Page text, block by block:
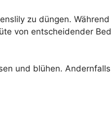
zu düngen.
von entscheidender
und blühen. Andernfalls